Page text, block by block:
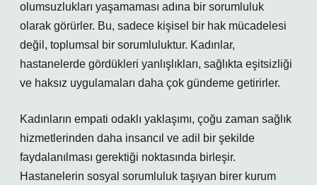
olumsuzlukları yaşamaması adına bir sorumluluk
olarak görürler. Bu, sadece kişisel bir hak mücadelesi
değil, toplumsal bir sorumluluktur. Kadınlar,
hastanelerde gördükleri yanlışlıkları, sağlıkta eşitsizliği
ve haksız uygulamaları daha çok gündeme getirirler.
Kadınların empati odaklı yaklaşımı, çoğu zaman sağlık
hizmetlerinden daha insancıl ve adil bir şekilde
faydalanılması gerektiği noktasında birleşir.
Hastanelerin sosyal sorumluluk taşıyan birer kurum